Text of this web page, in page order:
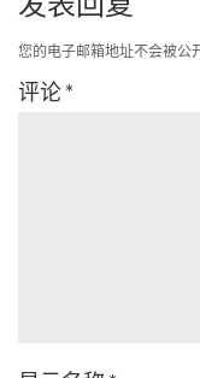
您的电子邮箱地址不会被公
评论*